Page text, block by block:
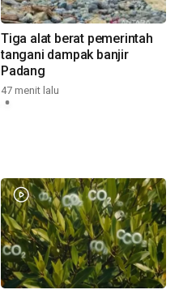
Tiga alat berat pemerintah
tangani dampak banjir
Padang
47 menit lalu